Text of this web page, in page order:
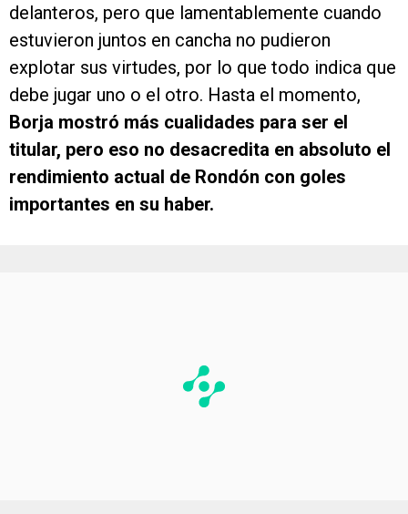
delanteros, pero que lamentablemente cuando
estuvieron juntos en cancha no pudieron
explotar sus virtudes, por lo que todo indica que
debe jugar uno o el otro. Hasta el momento,
Borja mostró más cualidades para ser el
titular, pero eso no desacredita en absoluto el
rendimiento actual de Rondón con goles
importantes en su haber.